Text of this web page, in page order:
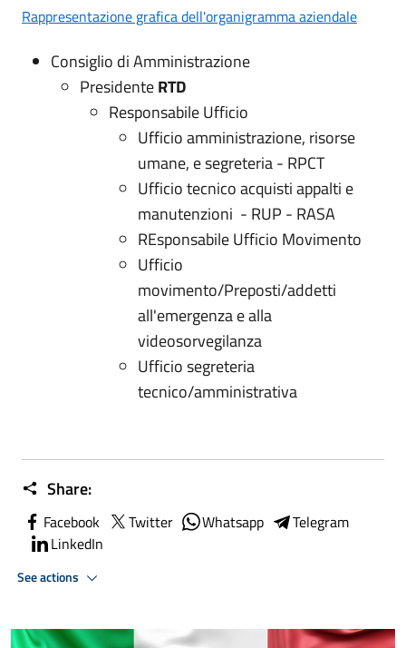
Rappresentazione grafica dell'organigramma aziendale
Consiglio di Amministrazione
PresidenteRTD
Responsabile Ufficio
Ufficio amministrazione, risorse
umane, e segreteria - RPCT
Ufficio tecnico acquisti appalti e
manutenzioni - RUP - RASA
REsponsabile Ufficio Movimento
Ufficio
movimento/Preposti/addetti
all'emergenza e alla
videosorvegilanza
Ufficio segreteria
tecnico/amministrativa
Share:
Facebook Twitter Whatsapp
Telegram
LinkedIn
See actions